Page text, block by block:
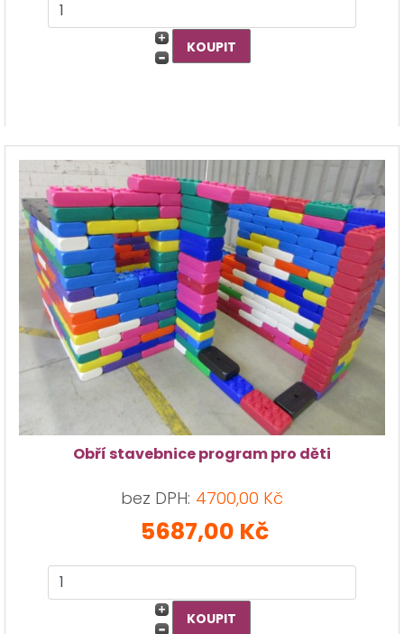
Obří stavebnice program pro děti
bez DPH: 4700,00 Kč
5687,00 Kč